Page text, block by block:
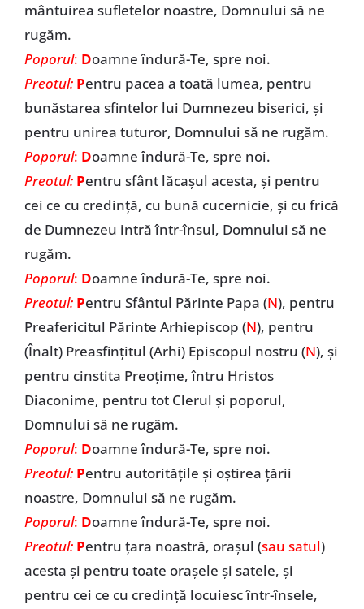
mântuirea sufletelor noastre, Domnului să ne
rugăm.
Poporul: Doamne îndură-Te, spre noi.
Preotul: Pentru pacea a toată lumea, pentru
bunăstarea sfintelor lui Dumnezeu biserici, și
pentru unirea tuturor, Domnului să ne rugăm.
Poporul: Doamne îndură-Te, spre noi.
Preotul: Pentru sfânt lăcașul acesta, și pentru
cei ce cu credință, cu bună cucernicie, și cu frică
de Dumnezeu intră într-însul, Domnului să ne
rugăm.
Poporul: Doamne îndură-Te, spre noi.
Preotul: Pentru Sfântul Părinte Papa (N), pentru
Preafericitul Părinte Arhiepiscop (N), pentru
(Înalt) Preasfințitul (Arhi) Episcopul nostru (N), și
pentru cinstita Preoțime, întru Hristos
Diaconime, pentru tot Clerul și poporul,
Domnului să ne rugăm.
Poporul: Doamne îndură-Te, spre noi.
Preotul: Pentru autoritățile și oștirea țării
noastre, Domnului să ne rugăm.
Poporul: Doamne îndură-Te, spre noi.
Preotul: Pentru țara noastră, orașul (sau satul)
acesta și pentru toate orașele și satele, și
pentru cei ce cu credință locuiesc într-însele,